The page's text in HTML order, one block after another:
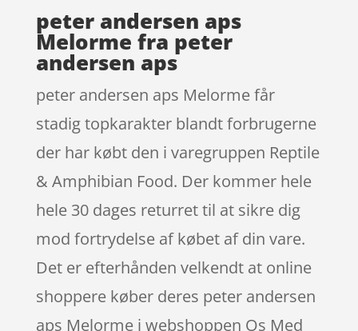
peter andersen aps
Melorme fra peter
andersen aps
peter andersen aps Melorme får
stadig topkarakter blandt forbrugerne
der har købt den i varegruppen Reptile
& Amphibian Food. Der kommer hele
hele 30 dages returret til at sikre dig
mod fortrydelse af købet af din vare.
Det er efterhånden velkendt at online
shoppere køber deres peter andersen
aps Melorme i webshoppen Os Med